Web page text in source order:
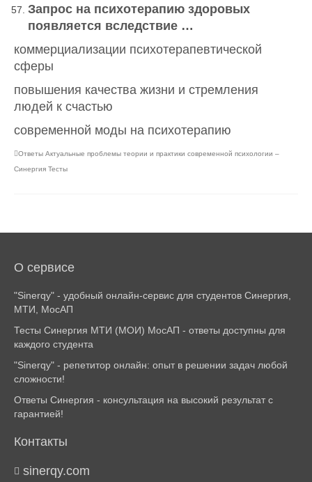
Запрос на психотерапию здоровых
появляется вследствие …
коммерциализации психотерапевтической
сферы
повышения качества жизни и стремления
людей к счастью
современной моды на психотерапию
Ответы Актуальные проблемы теории и практики современной психологии –
Синергия Тесты
О сервисе
"Sinerqy" - удобный онлайн-сервис для студентов Синергия,
МТИ, МосАП
Тесты Синергия МТИ (МОИ) МосАП - ответы доступны для
каждого студента
"Sinerqy" - репетитор онлайн: опыт в решении задач любой
сложности!
Ответы Синергия - консультация на высокий результат с
гарантией!
Контакты
sinerqy.com